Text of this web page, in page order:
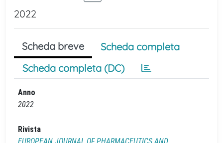
2022
Scheda breve
Scheda completa
Scheda completa (DC)
Anno
2022
Rivista